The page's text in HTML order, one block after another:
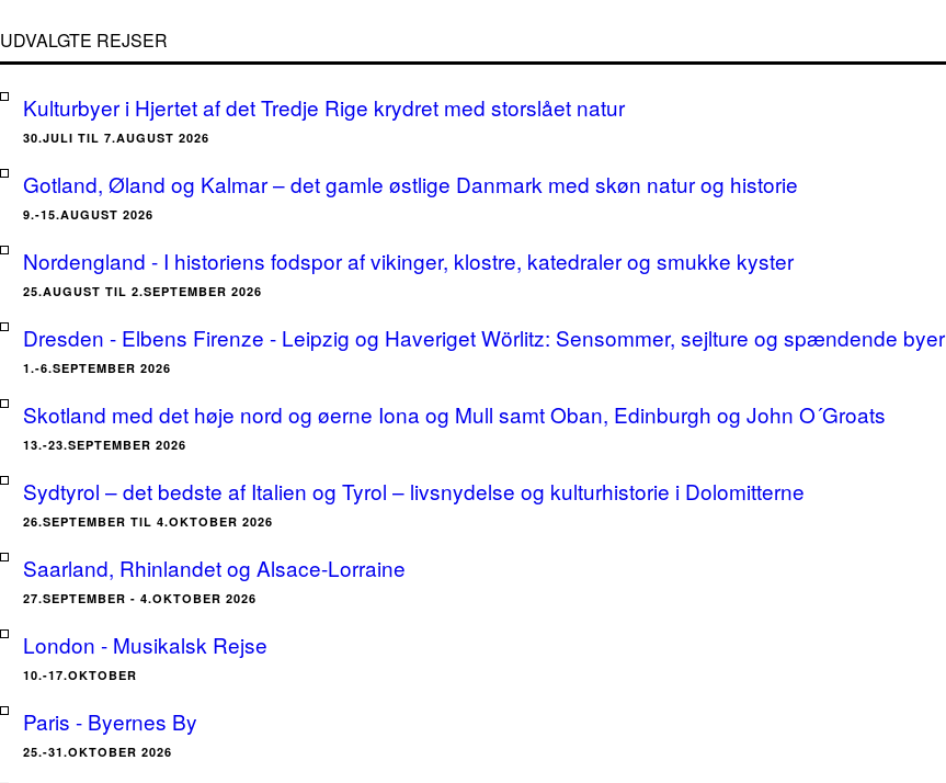
UDVALGTE REJSER
Kulturbyer i Hjertet af det Tredje Rige krydret med storslået natur
30.JULI TIL 7.AUGUST 2026
Gotland, Øland og Kalmar – det gamle østlige Danmark med skøn natur og historie
9.-15.AUGUST 2026
Nordengland - I historiens fodspor af vikinger, klostre, katedraler og smukke kyster
25.AUGUST TIL 2.SEPTEMBER 2026
Dresden - Elbens Firenze - Leipzig og Haveriget Wörlitz: Sensommer, sejlture og spændende byer
1.-6.SEPTEMBER 2026
Skotland med det høje nord og øerne Iona og Mull samt Oban, Edinburgh og John O´Groats
13.-23.SEPTEMBER 2026
Sydtyrol – det bedste af Italien og Tyrol – livsnydelse og kulturhistorie i Dolomitterne
26.SEPTEMBER TIL 4.OKTOBER 2026
Saarland, Rhinlandet og Alsace-Lorraine
27.SEPTEMBER - 4.OKTOBER 2026
London - Musikalsk Rejse
10.-17.OKTOBER
Paris - Byernes By
25.-31.OKTOBER 2026